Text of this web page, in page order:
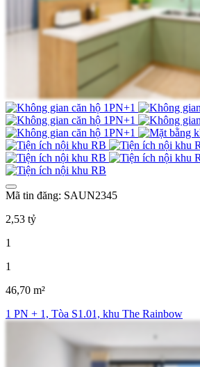
Mã tin đăng: SAUN2345
2,53 tỷ
1
1
46,70 m²
1 PN + 1, Tòa S1.01, khu The Rainbow